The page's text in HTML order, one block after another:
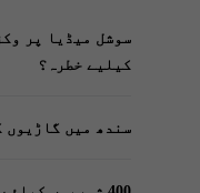
سوشل میڈیا پر
کیلیے خطرہ؟
سندھ میں گاڑیوں